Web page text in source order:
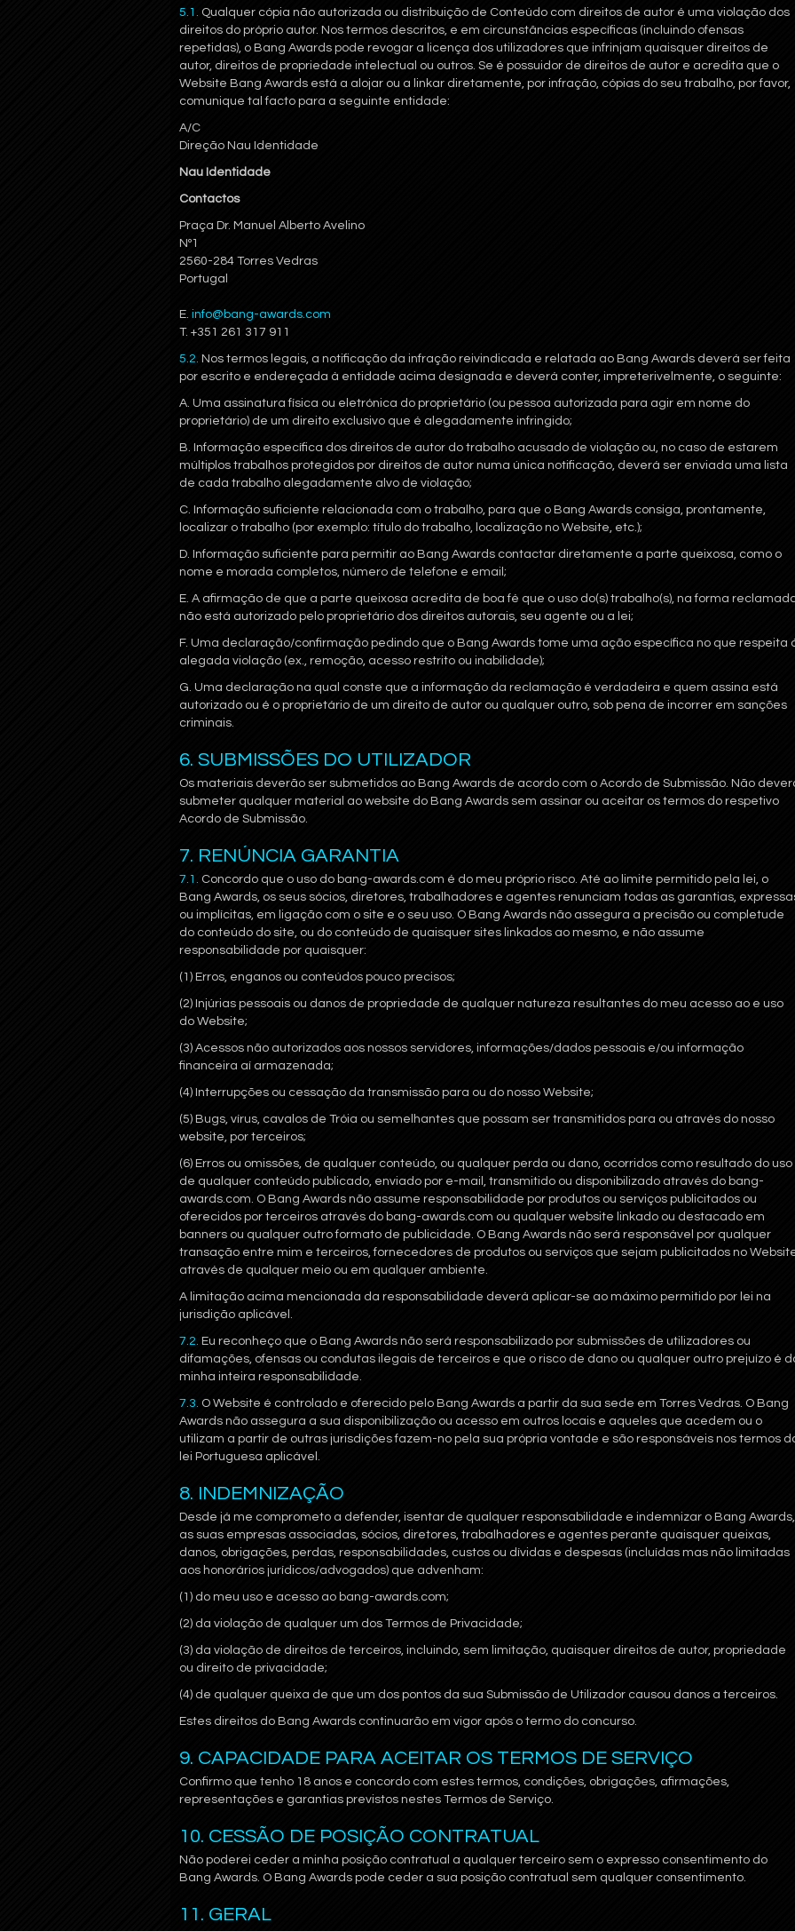
5.1. Qualquer cópia não autorizada ou distribuição de Conteúdo com direitos de autor é uma violação dos
direitos do próprio autor. Nos termos descritos, e em circunstâncias específicas (incluindo ofensas
repetidas), o Bang Awards pode revogar a licença dos utilizadores que infrinjam quaisquer direitos de
autor, direitos de propriedade intelectual ou outros. Se é possuidor de direitos de autor e acredita que o
Website Bang Awards está a alojar ou a linkar diretamente, por infração, cópias do seu trabalho, por favor,
comunique tal facto para a seguinte entidade:
A/C
Direção Nau Identidade
Nau Identidade
Contactos
Praça Dr. Manuel Alberto Avelino
Nº1
2560-284 Torres Vedras
Portugal
E. info@bang-awards.com
T. +351 261 317 911
5.2. Nos termos legais, a notificação da infração reivindicada e relatada ao Bang Awards deverá ser feita
por escrito e endereçada à entidade acima designada e deverá conter, impreterivelmente, o seguinte:
A. Uma assinatura física ou eletrónica do proprietário (ou pessoa autorizada para agir em nome do
proprietário) de um direito exclusivo que é alegadamente infringido;
B. Informação específica dos direitos de autor do trabalho acusado de violação ou, no caso de estarem
múltiplos trabalhos protegidos por direitos de autor numa única notificação, deverá ser enviada uma lista
de cada trabalho alegadamente alvo de violação;
C. Informação suficiente relacionada com o trabalho, para que o Bang Awards consiga, prontamente,
localizar o trabalho (por exemplo: título do trabalho, localização no Website, etc.);
D. Informação suficiente para permitir ao Bang Awards contactar diretamente a parte queixosa, como o
nome e morada completos, número de telefone e email;
E. A afirmação de que a parte queixosa acredita de boa fé que o uso do(s) trabalho(s), na forma
não está autorizado pelo proprietário dos direitos autorais, seu agente ou a lei;
F. Uma declaração/confirmação pedindo que o Bang Awards tome uma ação específica no que respeita
alegada violação (ex., remoção, acesso restrito ou inabilidade);
G. Uma declaração na qual conste que a informação da reclamação é verdadeira e quem assina está
autorizado ou é o proprietário de um direito de autor ou qualquer outro, sob pena de incorrer em sanções
criminais.
6. SUBMISSÕES DO UTILIZADOR
Os materiais deverão ser submetidos ao Bang Awards de acordo com o Acordo de Submissão. Não
submeter qualquer material ao website do Bang Awards sem assinar ou aceitar os termos do respetivo
Acordo de Submissão.
7. RENÚNCIA GARANTIA
7.1. Concordo que o uso do bang-awards.com é do meu próprio risco. Até ao limite permitido pela lei, o
Bang Awards, os seus sócios, diretores, trabalhadores e agentes renunciam todas as garantias,
ou implícitas, em ligação com o site e o seu uso. O Bang Awards não assegura a precisão ou completude
do conteúdo do site, ou do conteúdo de quaisquer sites linkados ao mesmo, e não assume
responsabilidade por quaisquer:
(1) Erros, enganos ou conteúdos pouco precisos;
(2) Injúrias pessoais ou danos de propriedade de qualquer natureza resultantes do meu acesso ao e uso
do Website;
(3) Acessos não autorizados aos nossos servidores, informações/dados pessoais e/ou informação
financeira aí armazenada;
(4) Interrupções ou cessação da transmissão para ou do nosso Website;
(5) Bugs, vírus, cavalos de Tróia ou semelhantes que possam ser transmitidos para ou através do nosso
website, por terceiros;
(6) Erros ou omissões, de qualquer conteúdo, ou qualquer perda ou dano, ocorridos como resultado do uso
de qualquer conteúdo publicado, enviado por e-mail, transmitido ou disponibilizado através do bang-
awards.com. O Bang Awards não assume responsabilidade por produtos ou serviços publicitados ou
oferecidos por terceiros através do bang-awards.com ou qualquer website linkado ou destacado em
banners ou qualquer outro formato de publicidade. O Bang Awards não será responsável por qualquer
transação entre mim e terceiros, fornecedores de produtos ou serviços que sejam publicitados no
através de qualquer meio ou em qualquer ambiente.
A limitação acima mencionada da responsabilidade deverá aplicar-se ao máximo permitido por lei na
jurisdição aplicável.
7.2. Eu reconheço que o Bang Awards não será responsabilizado por submissões de utilizadores ou
difamações, ofensas ou condutas ilegais de terceiros e que o risco de dano ou qualquer outro prejuízo é
minha inteira responsabilidade.
7.3. O Website é controlado e oferecido pelo Bang Awards a partir da sua sede em Torres Vedras. O Bang
Awards não assegura a sua disponibilização ou acesso em outros locais e aqueles que acedem ou o
utilizam a partir de outras jurisdições fazem-no pela sua própria vontade e são responsáveis nos termos
lei Portuguesa aplicável.
8. INDEMNIZAÇÃO
Desde já me comprometo a defender, isentar de qualquer responsabilidade e indemnizar o Bang Awards,
as suas empresas associadas, sócios, diretores, trabalhadores e agentes perante quaisquer queixas,
danos, obrigações, perdas, responsabilidades, custos ou dívidas e despesas (incluídas mas não limitadas
aos honorários jurídicos/advogados) que advenham:
(1) do meu uso e acesso ao bang-awards.com;
(2) da violação de qualquer um dos Termos de Privacidade;
(3) da violação de direitos de terceiros, incluindo, sem limitação, quaisquer direitos de autor, propriedade
ou direito de privacidade;
(4) de qualquer queixa de que um dos pontos da sua Submissão de Utilizador causou danos a terceiros.
Estes direitos do Bang Awards continuarão em vigor após o termo do concurso.
9. CAPACIDADE PARA ACEITAR OS TERMOS DE SERVIÇO
Confirmo que tenho 18 anos e concordo com estes termos, condições, obrigações, afirmações,
representações e garantias previstos nestes Termos de Serviço.
10. CESSÃO DE POSIÇÃO CONTRATUAL
Não poderei ceder a minha posição contratual a qualquer terceiro sem o expresso consentimento do
Bang Awards. O Bang Awards pode ceder a sua posição contratual sem qualquer consentimento.
11. GERAL